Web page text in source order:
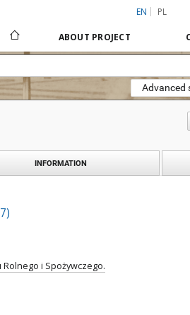
EN PL
ABOUT PROJECT
Advanced
INFORMATION
i Spożywczego.